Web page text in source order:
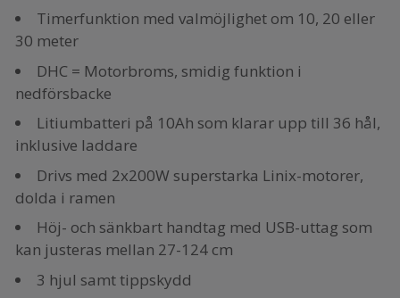
Timerfunktion med valmöjlighet om 10, 20 eller
30 meter
DHC = Motorbroms, smidig funktion i
nedförsbacke
Litiumbatteri på 10Ah som klarar upp till 36 hål,
inklusive laddare
Drivs med 2x200W superstarka Linix-motorer,
dolda i ramen
Höj- och sänkbart handtag med USB-uttag som
kan justeras mellan 27-124 cm
3 hjul samt tippskydd